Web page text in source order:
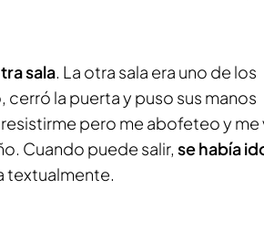
sala. La otra sala era uno de los
la puerta y puso sus manos
pero me abofeteo y me
Cuando puede salir, se había
textualmente.